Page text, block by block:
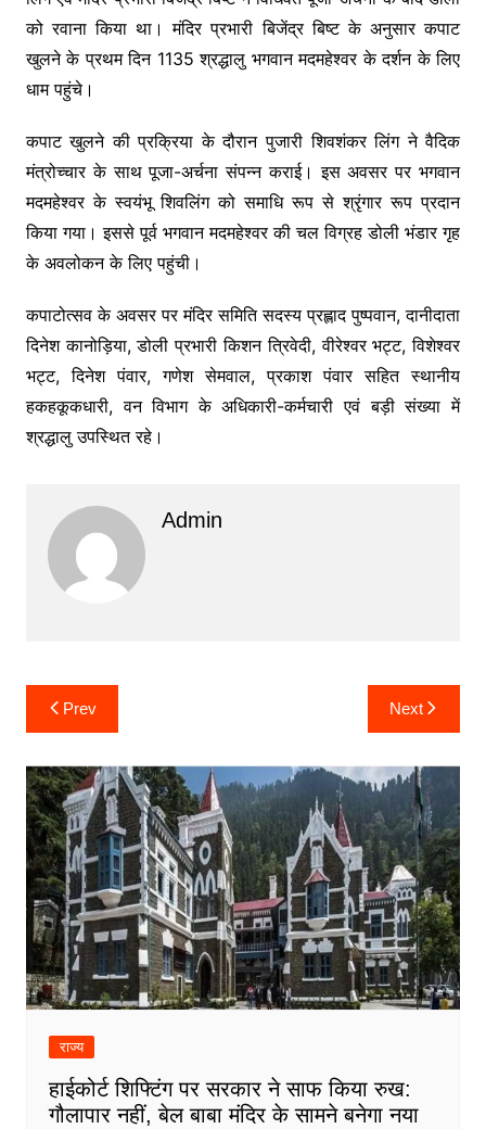
को रवाना किया था। मंदिर प्रभारी बिजेंद्र बिष्ट के अनुसार कपाट
खुलने के प्रथम दिन 1135 श्रद्धालु भगवान मदमहेश्वर के दर्शन के लिए
धाम पहुंचे।
कपाट खुलने की प्रक्रिया के दौरान पुजारी शिवशंकर लिंग ने वैदिक
मंत्रोच्चार के साथ पूजा-अर्चना संपन्न कराई। इस अवसर पर भगवान
मदमहेश्वर के स्वयंभू शिवलिंग को समाधि रूप से श्रृंगार रूप प्रदान
किया गया। इससे पूर्व भगवान मदमहेश्वर की चल विग्रह डोली भंडार गृह
के अवलोकन के लिए पहुंची।
कपाटोत्सव के अवसर पर मंदिर समिति सदस्य प्रह्लाद पुष्पवान, दानीदाता
दिनेश कानोड़िया, डोली प्रभारी किशन त्रिवेदी, वीरेश्वर भट्ट, विशेश्वर
भट्ट, दिनेश पंवार, गणेश सेमवाल, प्रकाश पंवार सहित स्थानीय
हकहकूकधारी, वन विभाग के अधिकारी-कर्मचारी एवं बड़ी संख्या में
श्रद्धालु उपस्थित रहे।
Admin
Post
navigation
Prev Next
राज्य
हाईकोर्ट शिफ्टिंग पर सरकार ने साफ किया रुख:
गौलापार नहीं, बेल बाबा मंदिर के सामने बनेगा नया